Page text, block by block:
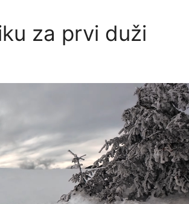
za prvi duži